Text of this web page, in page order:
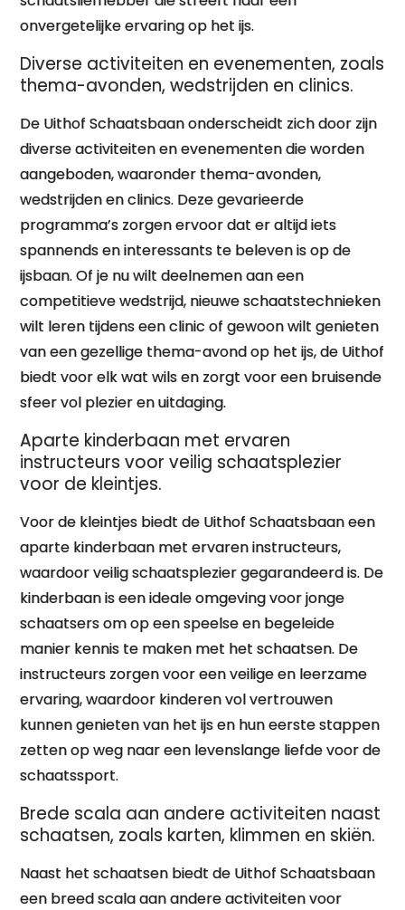
onvergetelijke ervaring op het ijs.
Diverse activiteiten en evenementen, zoals
thema-avonden, wedstrijden en clinics.
De Uithof Schaatsbaan onderscheidt zich door zijn
diverse activiteiten en evenementen die worden
aangeboden, waaronder thema-avonden,
wedstrijden en clinics. Deze gevarieerde
programma’s zorgen ervoor dat er altijd iets
spannends en interessants te beleven is op de
ijsbaan. Of je nu wilt deelnemen aan een
competitieve wedstrijd, nieuwe schaatstechnieken
wilt leren tijdens een clinic of gewoon wilt genieten
van een gezellige thema-avond op het ijs, de Uithof
biedt voor elk wat wils en zorgt voor een bruisende
sfeer vol plezier en uitdaging.
Aparte kinderbaan met ervaren
instructeurs voor veilig schaatsplezier
voor de kleintjes.
Voor de kleintjes biedt de Uithof Schaatsbaan een
aparte kinderbaan met ervaren instructeurs,
waardoor veilig schaatsplezier gegarandeerd is. De
kinderbaan is een ideale omgeving voor jonge
schaatsers om op een speelse en begeleide
manier kennis te maken met het schaatsen. De
instructeurs zorgen voor een veilige en leerzame
ervaring, waardoor kinderen vol vertrouwen
kunnen genieten van het ijs en hun eerste stappen
zetten op weg naar een levenslange liefde voor de
schaatssport.
Brede scala aan andere activiteiten naast
schaatsen, zoals karten, klimmen en skiën.
Naast het schaatsen biedt de Uithof Schaatsbaan
een breed scala aan andere activiteiten voor